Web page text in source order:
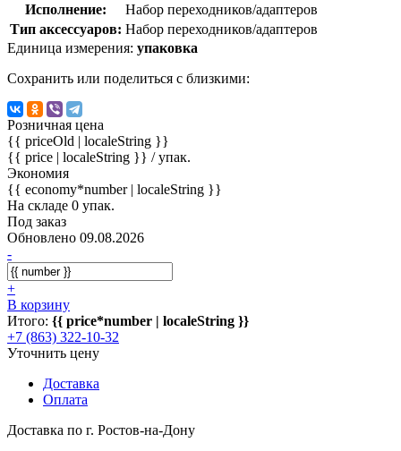
Исполнение:
Набор переходников/адаптеров
Тип аксессуаров: Набор переходников/адаптеров
Единица измерения: упаковка
Сохранить или поделиться с близкими:
Розничная цена
{{ priceOld | localeString }}
{{ price | localeString }} / упак.
Экономия
{{ economy*number | localeString }}
На складе 0 упак.
Под заказ
Обновлено 09.08.2026
-
+
В корзину
Итого: {{ price*number | localeString }}
+7 (863) 322-10-32
Уточнить цену
Доставка
Оплата
Доставка по г. Ростов-на-Дону